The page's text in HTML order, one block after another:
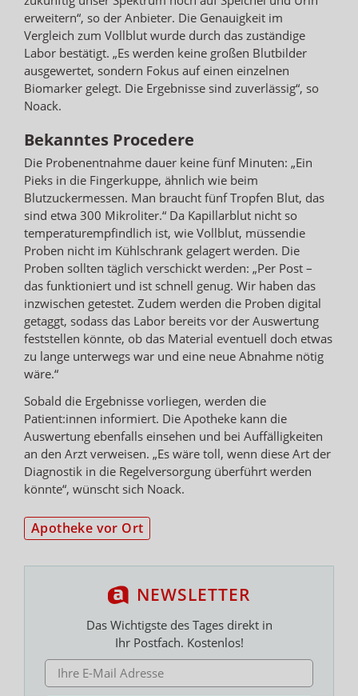
erweitern“, so der Anbieter. Die Genauigkeit im
Vergleich zum Vollblut wurde durch das zuständige
Labor bestätigt. „Es werden keine großen Blutbilder
ausgewertet, sondern Fokus auf einen einzelnen
Biomarker gelegt. Die Ergebnisse sind zuverlässig“, so
Noack.
Bekanntes Procedere
Die Probenentnahme dauer keine fünf Minuten: „Ein
Pieks in die Fingerkuppe, ähnlich wie beim
Blutzuckermessen. Man braucht fünf Tropfen Blut, das
sind etwa 300 Mikroliter.“ Da Kapillarblut nicht so
temperaturempfindlich ist, wie Vollblut, müssendie
Proben nicht im Kühlschrank gelagert werden. Die
Proben sollten täglich verschickt werden: „Per Post –
das funktioniert und ist schnell genug. Wir haben das
inzwischen getestet. Zudem werden die Proben digital
getaggt, sodass das Labor bereits vor der Auswertung
feststellen könnte, ob das Material eventuell doch etwas
zu lange unterwegs war und eine neue Abnahme nötig
wäre.“
Sobald die Ergebnisse vorliegen, werden die
Patient:innen informiert. Die Apotheke kann die
Auswertung ebenfalls einsehen und bei Auffälligkeiten
an den Arzt verweisen. „Es wäre toll, wenn diese Art der
Diagnostik in die Regelversorgung überführt werden
könnte“, wünscht sich Noack.
Apotheke vor Ort
NEWSLETTER
Das Wichtigste des Tages direkt in
Ihr Postfach. Kostenlos!
E-MAIL ADRESSE